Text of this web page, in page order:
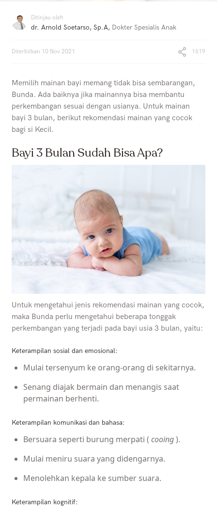
Ditinjau oleh
dr. Arnold Soetarso, Sp.A, Dokter Spesialis Anak
Diterbitkan 10 Nov 2021 1619
Memilih mainan bayi memang tidak bisa sembarangan,
Bunda. Ada baiknya jika mainannya bisa membantu
perkembangan sesuai dengan usianya. Untuk mainan
bayi 3 bulan, berikut rekomendasi mainan yang cocok
bagi si Kecil.
Bayi 3 Bulan Sudah Bisa Apa?
Untuk mengetahui jenis rekomendasi mainan yang cocok,
maka Bunda perlu mengetahui beberapa tonggak
perkembangan yang terjadi pada bayi usia 3 bulan, yaitu:
Keterampilan sosial dan emosional:
Mulai tersenyum ke orang-orang di sekitarnya.
Senang diajak bermain dan menangis saat
permainan berhenti.
Keterampilan komunikasi dan bahasa:
Bersuara seperti burung merpati ( cooing).
Mulai meniru suara yang didengarnya.
Menolehkan kepala ke sumber suara.
Keterampilan kognitif: